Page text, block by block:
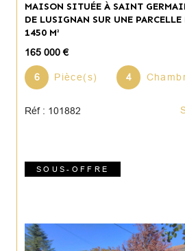
MAISON SITUÉE À SAINT
DE LUSIGNAN SUR UNE PARCELLE
1450 M²
165 000 €
6 Pièce(s) 4
Réf : 101882
SOUS-OFFRE